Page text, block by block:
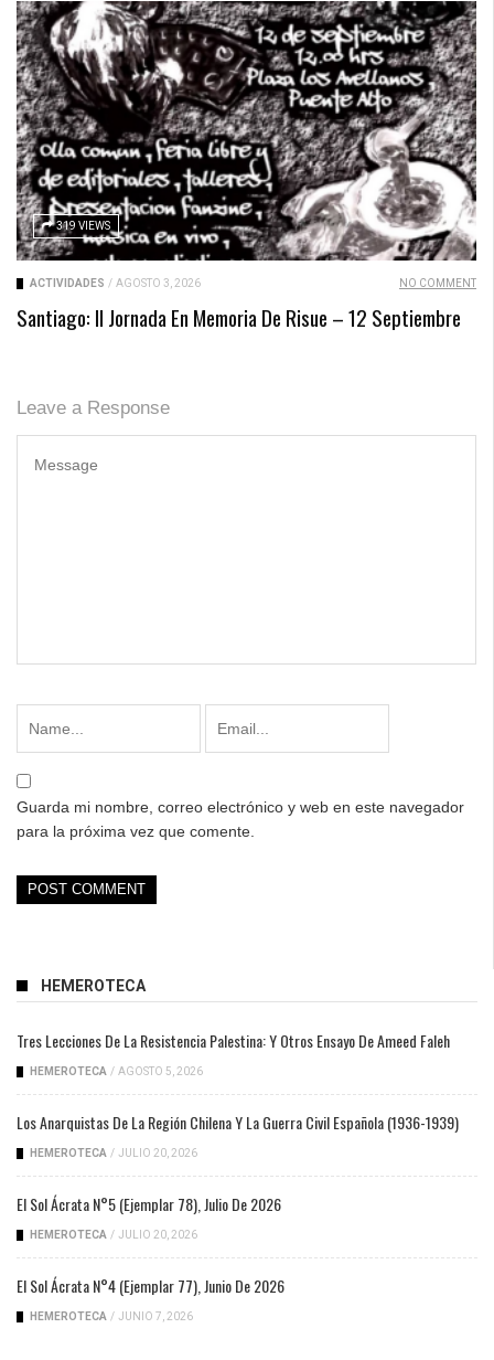
319 VIEWS
ACTIVIDADES / AGOSTO 3, 2026 NO COMMENT
Santiago: II Jornada En Memoria De Risue – 12 Septiembre
Leave a Response
Guarda mi nombre, correo electrónico y web en este navegador
para la próxima vez que comente.
HEMEROTECA
Tres Lecciones De La Resistencia Palestina: Y Otros Ensayo De Ameed Faleh
HEMEROTECA / AGOSTO 5, 2026
Los Anarquistas De La Región Chilena Y La Guerra Civil Española (1936-1939)
HEMEROTECA / JULIO 20, 2026
El Sol Ácrata N°5 (ejemplar 78), Julio De 2026
HEMEROTECA / JULIO 20, 2026
El Sol Ácrata N°4 (ejemplar 77), Junio De 2026
HEMEROTECA / JUNIO 7, 2026